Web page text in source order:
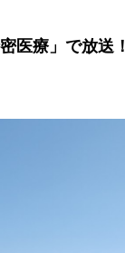
医療」で放送！